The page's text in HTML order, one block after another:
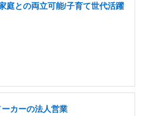
庭との両立可能/子育て世代活躍
カーの法人営業